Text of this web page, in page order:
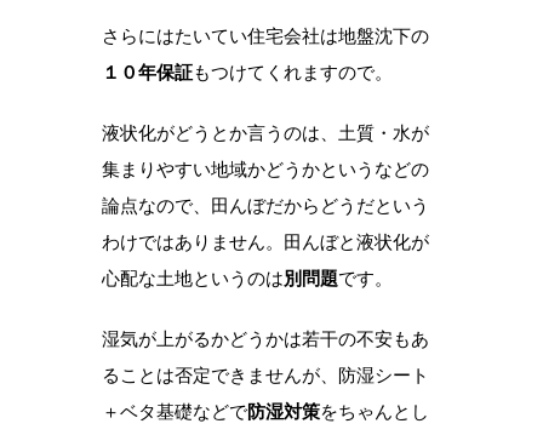
さらにはたいてい住宅会社は地盤沈下の
１０年保証もつけてくれますので。
液状化がどうとか言うのは、土質・水が
集まりやすい地域かどうかというなどの
論点なので、田んぼだからどうだという
わけではありません。田んぼと液状化が
心配な土地というのは別問題です。
湿気が上がるかどうかは若干の不安もあ
ることは否定できませんが、防湿シート
＋ベタ基礎などで防湿対策をちゃんとし